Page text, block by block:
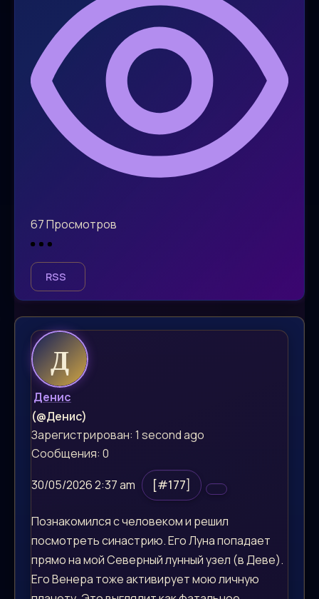
67Просмотров
RSS
Денис
(@Денис)
Зарегистрирован: 1 second ago
Сообщения: 0
30/05/2026 2:37 am
[#177]
Познакомился с человеком и решил
посмотреть синастрию. Его Луна попадает
прямо на мой Северный лунный узел (в Деве).
Его Венера тоже активирует мою личную